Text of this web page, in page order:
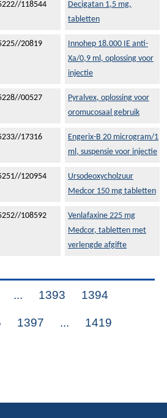
118544
Decigatan 1,5 mg,
tabletten
20819
Innohep 18.000 IE anti-
Xa/0,9 ml, oplossing voor
injectie
00527
Pyralvex, oplossing voor
oromucosaal gebruik
17316
Engerix-B 20 microgram/1
ml, suspensie voor injectie
120954
Ursodeoxycholzuur
Medcor 150 mg tabletten
108592
Venlafaxine 225 mg
Medcor, tabletten met
verlengde afgifte
... 1393 1394
1397 ... 1419